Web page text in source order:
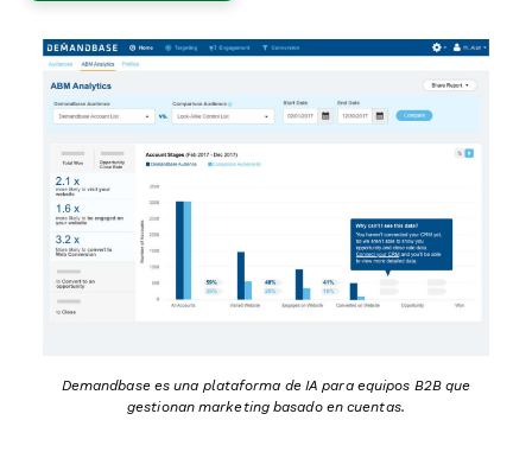
Demandbase es una plataforma de IA para equipos B2B que
gestionan marketing basado en cuentas.